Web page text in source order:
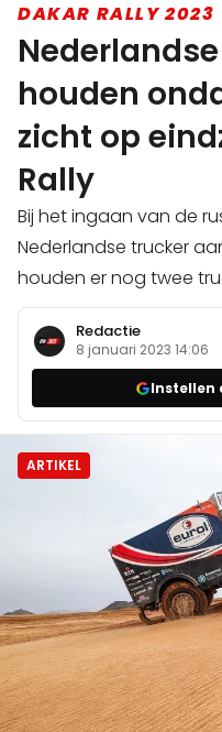
DAKAR RALLY 2023
houden
zicht op
Rally
Bij het ingaan van de
Nederlandse trucker
houden er nog twee
Redactie
8 januari 2023 14:06
Instellen
ARTIKEL